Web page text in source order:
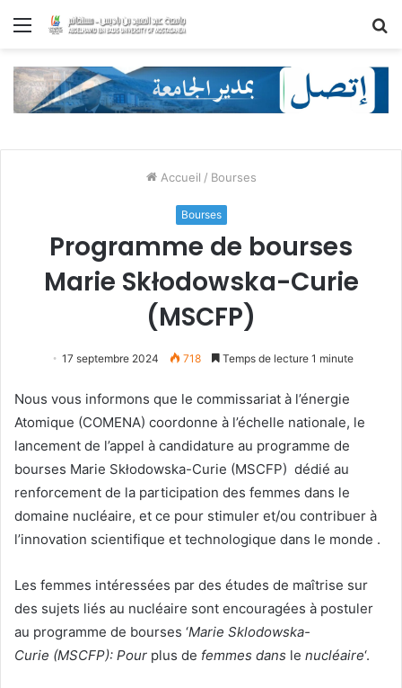
Menu
Accueil / Bourses
Bourses
Programme de bourses
Marie Skłodowska-Curie
(MSCFP)
17 septembre 2024 718 Temps de lecture 1 minute
Nous vous informons que le commissariat à l’énergie
Atomique (COMENA) coordonne à l’échelle nationale, le
lancement de l’appel à candidature au programme de
bourses Marie Skłodowska-Curie (MSCFP) dédié au
renforcement de la participation des femmes dans le
domaine nucléaire, et ce pour stimuler et/ou contribuer à
l’innovation scientifique et technologique dans le monde .
Les femmes intéressées par des études de maîtrise sur
des sujets liés au nucléaire sont encouragées à postuler
au programme de bourses ‘Marie Sklodowska-
Curie (MSCFP): Pour plus de femmes dans le nucléaire‘.